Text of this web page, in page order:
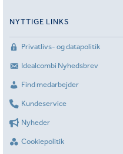
NYTTIGE LINKS
Privatlivs- og datapolitik
Idealcombi Nyhedsbrev
Find medarbejder
Kundeservice
Nyheder
Cookiepolitik